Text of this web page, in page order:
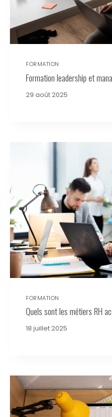
FORMATION
Formation leadership et
29 août 2025
FORMATION
Quels sont les métiers RH
18 juillet 2025